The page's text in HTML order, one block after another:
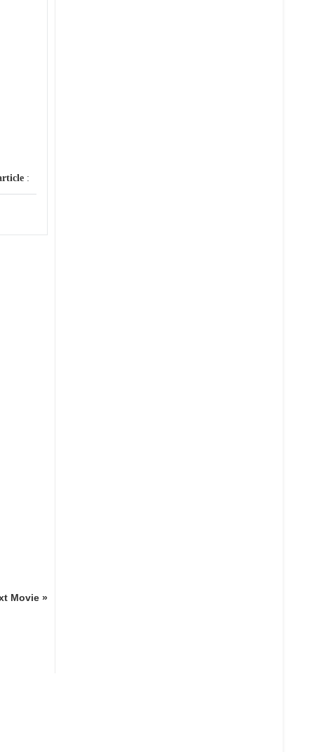
:
Movie »